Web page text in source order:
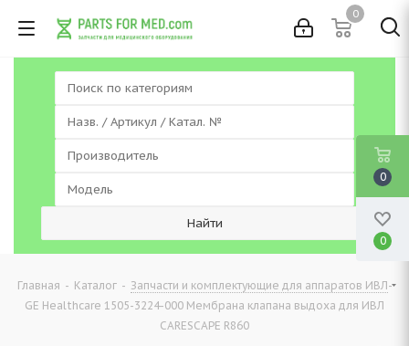
0
Главная - Каталог - Запчасти и комплектующие для аппаратов ИВЛ-
GE Healthcare 1505-3224-000 Мембрана клапана выдоха для ИВЛ
CARESCAPE R860
0
0